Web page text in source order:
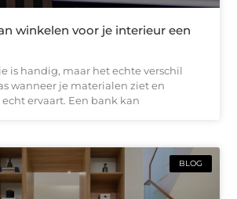
winkelen voor je interieur een
is handig, maar het echte verschil
wanneer je materialen ziet en
ervaart. Een bank kan
BLOG